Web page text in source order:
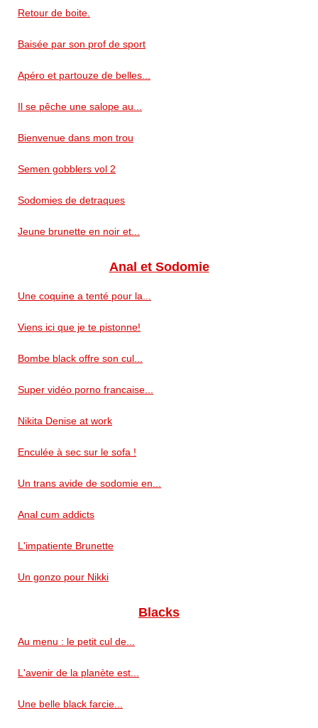
Retour de boite.
Baisée par son prof de sport
Apéro et partouze de belles...
Il se pêche une salope au...
Bienvenue dans mon trou
Semen gobblers vol 2
Sodomies de detraques
Jeune brunette en noir et...
Anal et Sodomie
Une coquine a tenté pour la...
Viens ici que je te pistonne!
Bombe black offre son cul...
Super vidéo porno francaise...
Nikita Denise at work
Enculée à sec sur le sofa !
Un trans avide de sodomie en...
Anal cum addicts
L'impatiente Brunette
Un gonzo pour Nikki
Blacks
Au menu : le petit cul de...
L'avenir de la planète est...
Une belle black farcie...